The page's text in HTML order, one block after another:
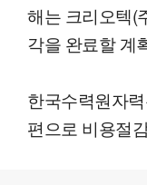
해는 크리오텍(
각을 완료할 계
한국수력원자
편으로 비용절